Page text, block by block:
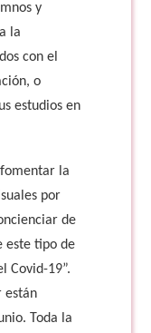
y
la
con el
o
estudios en
la
por
de
este tipo de
Covid-19”.
están
Toda la